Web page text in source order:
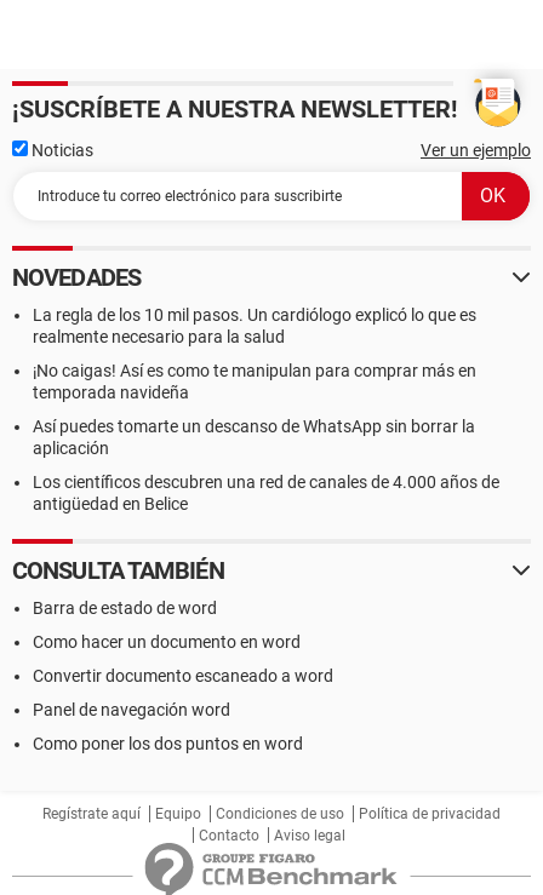
¡SUSCRÍBETE A NUESTRA NEWSLETTER!
Noticias Ver un ejemplo
NOVEDADES
La regla de los 10 mil pasos. Un cardiólogo explicó lo que es
realmente necesario para la salud
¡No caigas! Así es como te manipulan para comprar más en
temporada navideña
Así puedes tomarte un descanso de WhatsApp sin borrar la
aplicación
Los científicos descubren una red de canales de 4.000 años de
antigüedad en Belice
CONSULTA TAMBIÉN
Barra de estado de word
Como hacer un documento en word
Convertir documento escaneado a word
Panel de navegación word
Como poner los dos puntos en word
Regístrate aquí Equipo Condiciones de uso
Política de privacidad
Contacto
Aviso legal